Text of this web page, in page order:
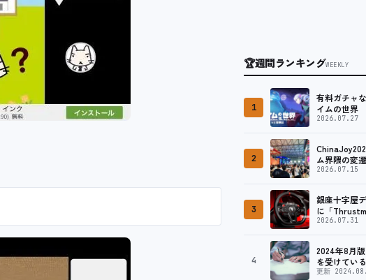
🏆週間ランキングWEEKLY
1
有料ガチャ
イムの世界
けの無料体
2026.07.27
2
ム界隈の変
2026.07.15
3
銀座十字屋
に「
ープン。記
ローラーを
2026.07.31
4
2024年8月
を受けてい
ュー依頼先
更新